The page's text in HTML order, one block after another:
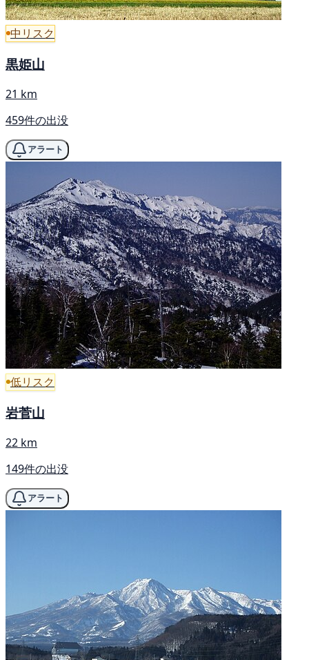
中リスク
黒姫山
21 km
459件の出没
アラート
低リスク
岩菅山
22 km
149件の出没
アラート